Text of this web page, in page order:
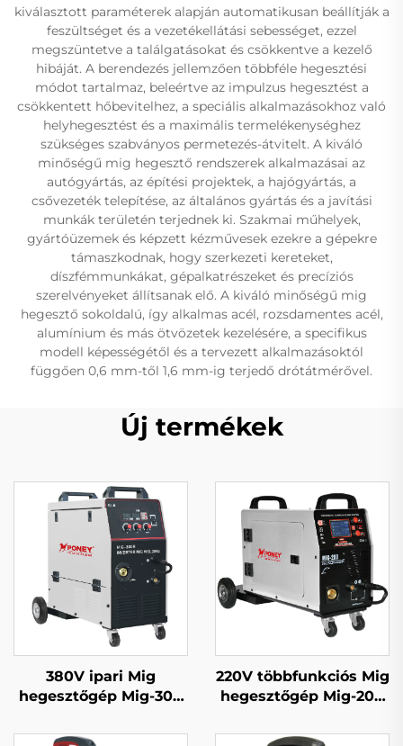
kiválasztott paraméterek alapján automatikusan beállítják a
feszültséget és a vezetékellátási sebességet, ezzel
megszüntetve a találgatásokat és csökkentve a kezelő
hibáját. A berendezés jellemzően többféle hegesztési
módot tartalmaz, beleértve az impulzus hegesztést a
csökkentett hőbevitelhez, a speciális alkalmazásokhoz való
helyhegesztést és a maximális termelékenységhez
szükséges szabványos permetezés-átvitelt. A kiváló
minőségű mig hegesztő rendszerek alkalmazásai az
autógyártás, az építési projektek, a hajógyártás, a
csővezeték telepítése, az általános gyártás és a javítási
munkák területén terjednek ki. Szakmai műhelyek,
gyártóüzemek és képzett kézművesek ezekre a gépekre
támaszkodnak, hogy szerkezeti kereteket,
díszfémmunkákat, gépalkatrészeket és precíziós
szerelvényeket állítsanak elő. A kiváló minőségű mig
hegesztő sokoldalú, így alkalmas acél, rozsdamentes acél,
alumínium és más ötvözetek kezelésére, a specifikus
modell képességétől és a tervezett alkalmazásoktól
függően 0,6 mm-től 1,6 mm-ig terjedő drótátmérővel.
Új termékek
380V ipari Mig
hegesztőgép Mig-300
gázzal védett Mig/Mag
220V többfunkciós Mig
hegesztőgép Mig-200
digitális szabályozású